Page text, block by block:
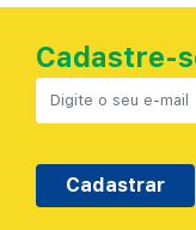
Cadastre-
Cadastrar